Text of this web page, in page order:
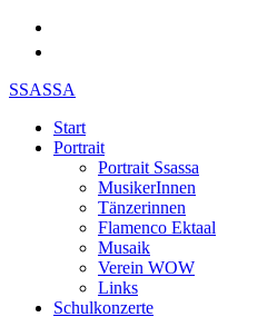
SSASSA
Start
Portrait
Portrait Ssassa
MusikerInnen
Tänzerinnen
Flamenco Ektaal
Musaik
Verein WOW
Links
Schulkonzerte